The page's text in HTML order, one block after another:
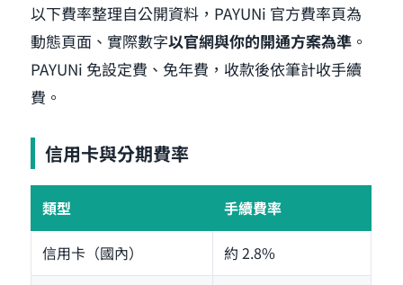
以下費率整理自公開資料，PAYUNi 官方費率頁為
動態頁面、實際數字以官網與你的開通方案為準 。
PAYUNi 免設定費、免年費，收款後依筆計收手續
費。
信用卡與分期費率
類型 手續費率
信用卡（國內） 約 2.8%